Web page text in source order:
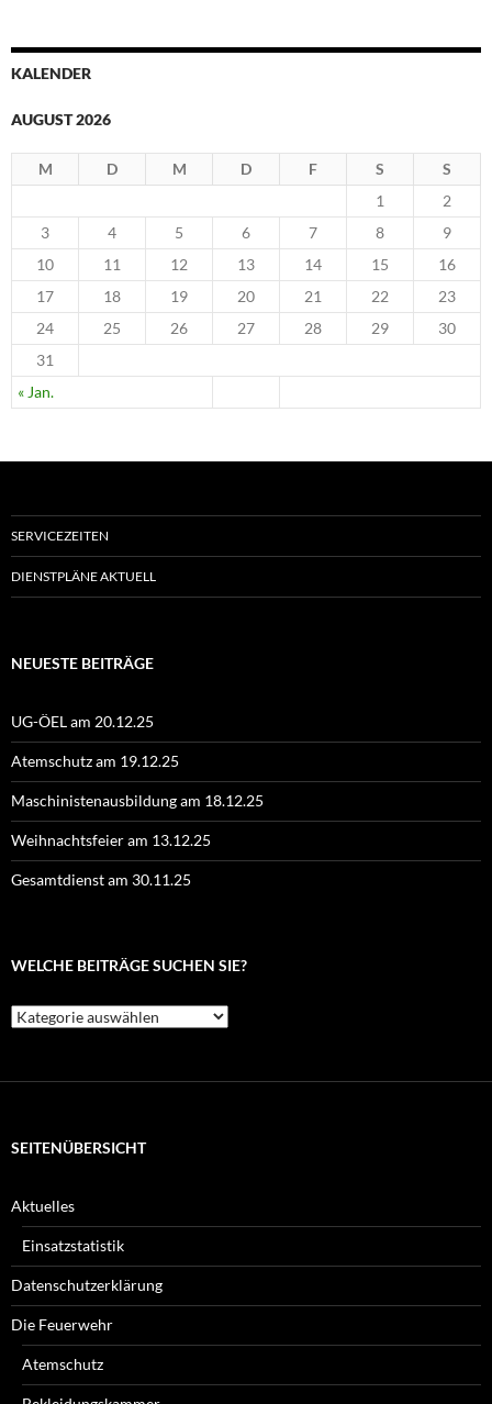
KALENDER
AUGUST 2026
M D M D F S S
« Jan.
1
2
3
4 5 6 7 8
9
10
11 12 13 14 15
16
17
18 19 20 21 22
23
24
25 26 27 28 29
30
31
SERVICEZEITEN
DIENSTPLÄNE AKTUELL
NEUESTE BEITRÄGE
UG-ÖEL am 20.12.25
Atemschutz am 19.12.25
Maschinistenausbildung am 18.12.25
Weihnachtsfeier am 13.12.25
Gesamtdienst am 30.11.25
WELCHE BEITRÄGE SUCHEN SIE?
Welche
Beiträge
SEITENÜBERSICHT
Aktuelles
Einsatzstatistik
Datenschutzerklärung
Die Feuerwehr
Atemschutz